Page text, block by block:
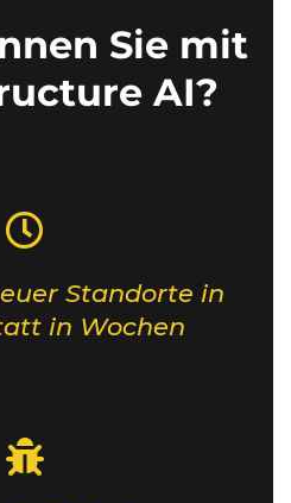
Sie mit
AI?
Standorte in
in Wochen